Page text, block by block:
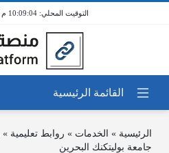
10:09:04 م / 7 أغسطس 2026
الرئيسية » الخدمات » روابط تعليمية »
جامعة بوليتكنك البحرين